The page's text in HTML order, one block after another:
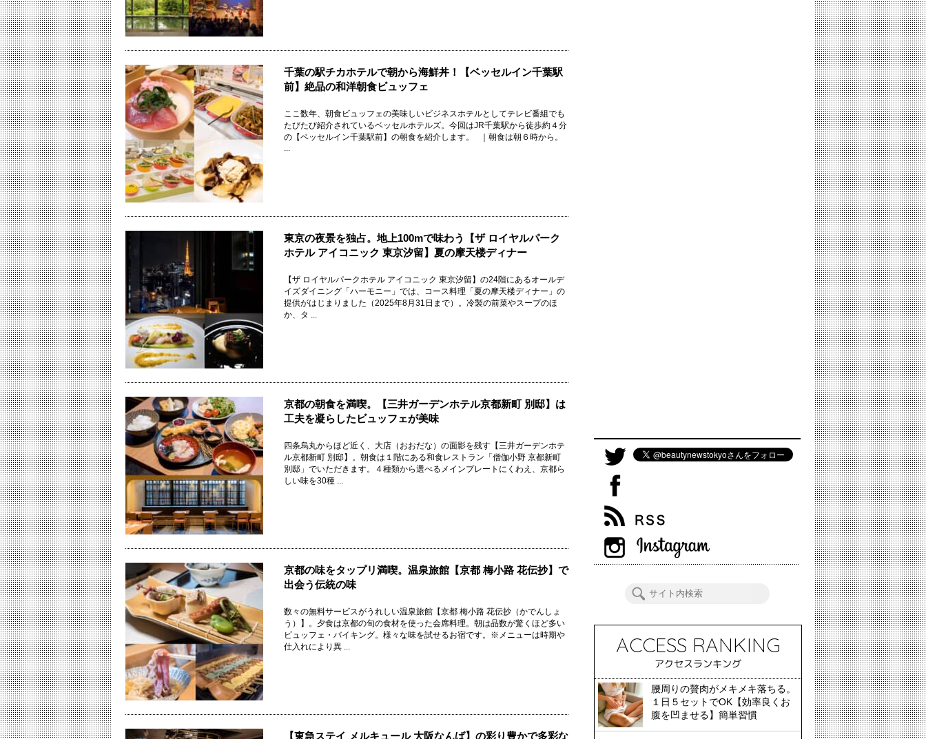
千葉の駅チカホテルで朝から海鮮丼！【ベッセルイン千葉駅
前】絶品の和洋朝食ビュッフェ
ここ数年、朝食ビュッフェの美味しいビジネスホテルとしてテレビ番組でも
たびたび紹介されているベッセルホテルズ。今回はJR千葉駅から徒歩約４分
の【ベッセルイン千葉駅前】の朝食を紹介します。 ｜朝食は朝６時から。
...
東京の夜景を独占。地上100mで味わう【ザ ロイヤルパーク
ホテル アイコニック 東京汐留】夏の摩天楼ディナー
【ザ ロイヤルパークホテル アイコニック 東京汐留】の24階にあるオールデ
イズダイニング「ハーモニー」では、コース料理「夏の摩天楼ディナー」の
提供がはじまりました（2025年8月31日まで）。冷製の前菜やスープのほ
か、タ ...
京都の朝食を満喫。【三井ガーデンホテル京都新町 別邸】は
工夫を凝らしたビュッフェが美味
四条烏丸からほど近く、大店（おおだな）の面影を残す【三井ガーデンホテ
ル京都新町 別邸】。朝食は１階にある和食レストラン「僧伽小野 京都新町
別邸」でいただきます。４種類から選べるメインプレートにくわえ、京都ら
しい味を30種 ...
京都の味をタップリ満喫。温泉旅館【京都 梅小路 花伝抄】で
出会う伝統の味
数々の無料サービスがうれしい温泉旅館【京都 梅小路 花伝抄（かでんしょ
う）】。夕食は京都の旬の食材を使った会席料理。朝は品数が驚くほど多い
ビュッフェ・バイキング。様々な味を試せるお宿です。※メニューは時期や
仕入れにより異 ...
【東急ステイ メルキュール 大阪なんば】の彩り豊かで多彩な
ACCESS RANKING
アクセスランキング
腰周りの贅肉がメキメキ落ちる。
１日５セットでOK【効率良くお
腹を凹ませる】簡単習慣